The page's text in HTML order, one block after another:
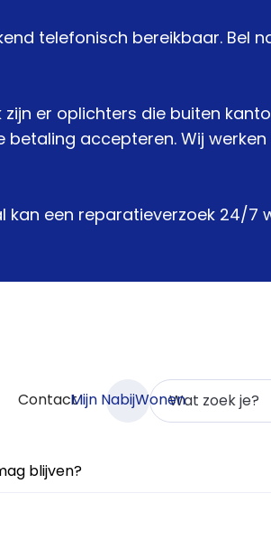
telefonisch bereikbaar. Bel
er oplichters die buiten
accepteren. Wij werken
kan een reparatieverzoek 24/7
ContactMijn NabijWonen
blijven?